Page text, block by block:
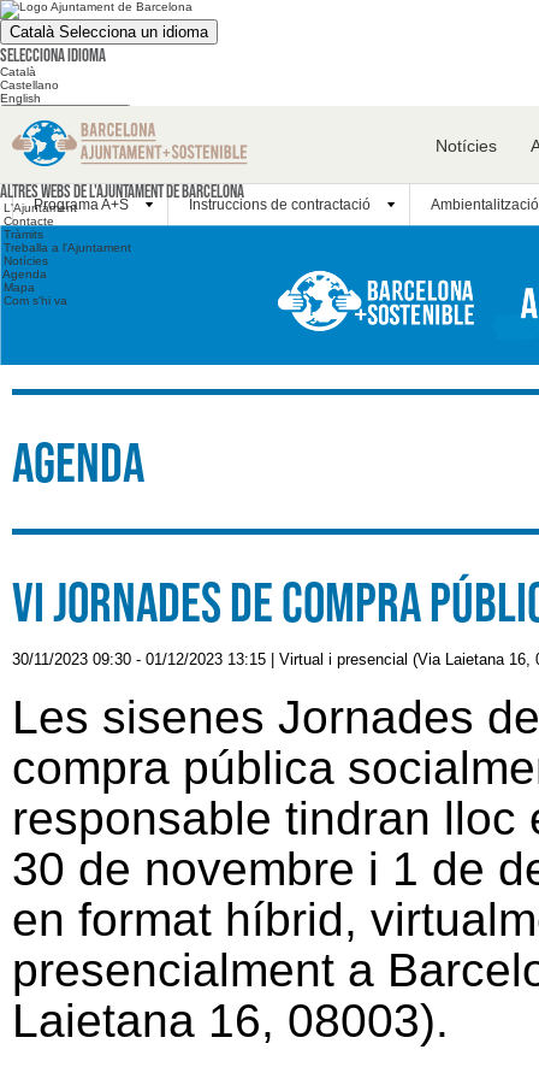
Català Selecciona un idioma
Selecciona idioma
Català
Castellano
English
Cerca en el web
Cerca en el web
Altres webs
Altres webs de l'Ajuntament de Barcelona
L'Ajuntament
Contacte
Tràmits
Treballa a l'Ajuntament
Notícies
Agenda
Mapa
Com s'hi va
Notícies
Programa A+S Instruccions de contractació
Agenda
VI Jornades de compra
30/11/2023 09:30 - 01/12/2023 13:15 Virtual i presencial (Via Laietana 16,
Les sisenes Jornades de
compra pública
responsable tindran lloc
30 de novembre i 1 de
en format híbrid,
presencialment a
Laietana 16, 08003).